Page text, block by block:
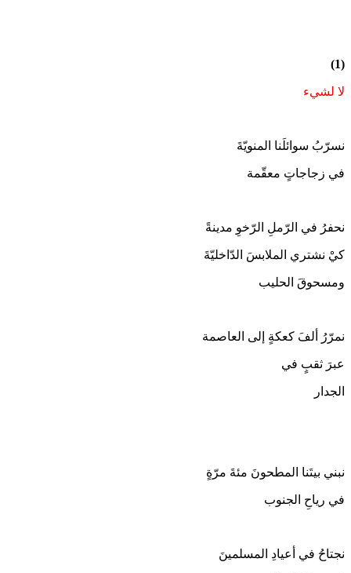
(1)
لا لشيء
نسرّبُ سوائلَنا المنويّةَ
في زجاجاتٍ معقّمة
نحفرُ في الرّملِ الرّخوِ مدينةً
كيْ نشتري الملابسَ الدّاخليّةَ
ومسحوقَ الحليب
نمرّرُ ألفَ كعكةٍ إلى العاصمة
عبرَ ثقبٍ في
الجدار
نبني بيتَنا المطحونَ مئةَ مرّةٍ
في رياحِ الجنوب
نجتاحُ في أعيادِ المسلمينَ